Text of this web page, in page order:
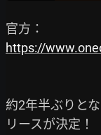
https://
約2年半ぶりと
リースが決定！